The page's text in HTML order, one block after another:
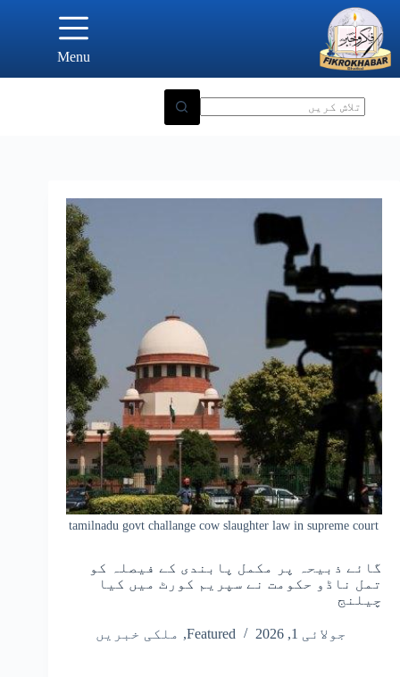
content
Menu
tamilnadu govt challange cow slaughter law in supreme court
گائے ذبیحہ پر مکمل پابندی کے فیصلہ کو
تمل ناڈو حکومت نے سپریم کورٹ میں کیا
چیلنج
جولائی 1, 2026 Featured
, ملکی خبریں